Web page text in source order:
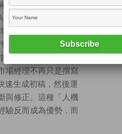
AI的能力邊界、判斷
融入工作流程的能
同創作新意念。 對中
表一種角色轉變：從
揮者」與「協作
場經理不再只是撰寫
速生成初稿，然後運
與修正。這種「人機
驗反而成為優勢，而